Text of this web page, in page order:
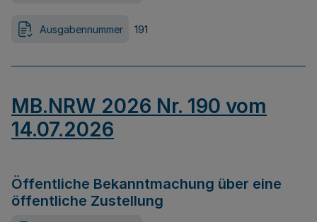
Ausgabennummer 191
MB.NRW 2026 Nr. 190 vom
14.07.2026
Öffentliche Bekanntmachung über eine
öffentliche Zustellung